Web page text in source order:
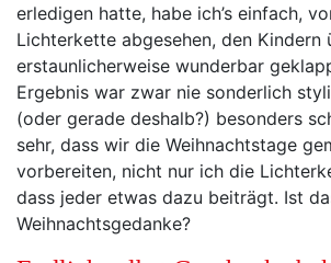
erledigen hatte, habe ich’s einfach,
Lichterkette abgesehen, den Kindern
erstaunlicherweise wunderbar
Ergebnis war zwar nie sonderlich
(oder gerade deshalb?) besonders
sehr, dass wir die Weihnachtstage
vorbereiten, nicht nur ich die
dass jeder etwas dazu beiträgt. Ist
Weihnachtsgedanke?